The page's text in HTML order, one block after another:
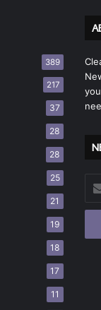
389
217
37
28
28
25
21
19
18
17
11
tu